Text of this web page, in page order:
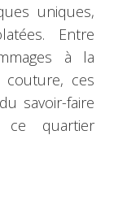
uniques,
Entre
à la
ces
savoir-faire
quartier